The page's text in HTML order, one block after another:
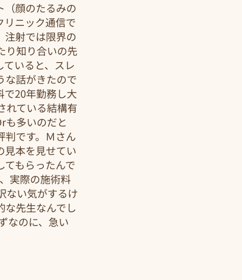
（顔のたるみの
リニック通信で
注射では限界の
り知り合いの先
いると、スレ
な話がきたので
で20年勤務し大
れている結構有
も多いのだと
判です。Ｍさん
見本を見せてい
てもらったんで
実際の施術料
ない気がするけ
先生なんでし
なのに、急い